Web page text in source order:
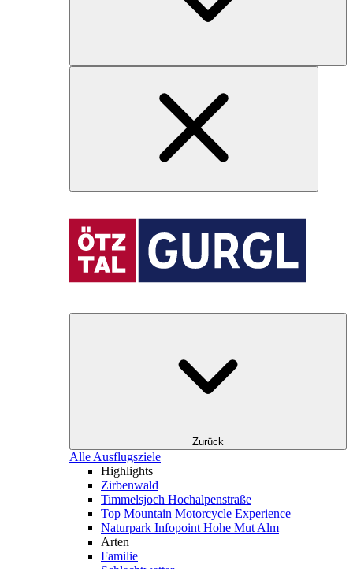
Zurück
Alle Ausflugsziele
Highlights
Zirbenwald
Timmelsjoch Hochalpenstraße
Top Mountain Motorcycle Experience
Naturpark Infopoint Hohe Mut Alm
Arten
Familie